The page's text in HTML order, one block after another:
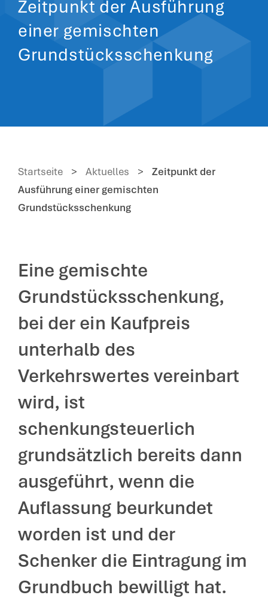
Zeitpunkt der Ausführung
einer gemischten
Grundstücksschenkung
Startseite > Aktuelles >
Zeitpunkt der
Ausführung einer gemischten
Grundstücksschenkung
Eine gemischte
Grundstücksschenkung,
bei der ein Kaufpreis
unterhalb des
Verkehrswertes vereinbart
wird, ist
schenkungsteuerlich
grundsätzlich bereits dann
ausgeführt, wenn die
Auflassung beurkundet
worden ist und der
Schenker die Eintragung im
Grundbuch bewilligt hat.